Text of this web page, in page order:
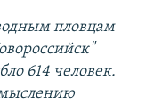
пловцам
614 человек.